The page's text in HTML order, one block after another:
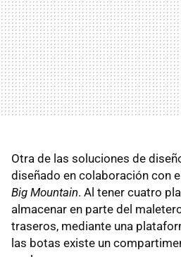
Otra de las soluciones de
diseñado en colaboración con
Big Mountain. Al tener cuatro
almacenar en parte del
traseros, mediante una
las botas existe un